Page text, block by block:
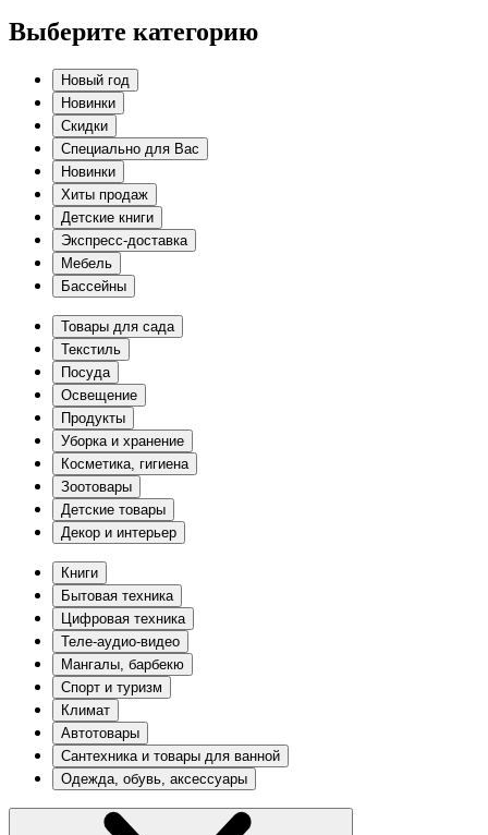
Выберите категорию
Новый год
Новинки
Скидки
Специально для Вас
Новинки
Хиты продаж
Детские книги
Экспресс-доставка
Мебель
Бассейны
Товары для сада
Текстиль
Посуда
Освещение
Продукты
Уборка и хранение
Косметика, гигиена
Зоотовары
Детские товары
Декор и интерьер
Книги
Бытовая техника
Цифровая техника
Теле-аудио-видео
Мангалы, барбекю
Спорт и туризм
Климат
Автотовары
Сантехника и товары для ванной
Одежда, обувь, аксессуары